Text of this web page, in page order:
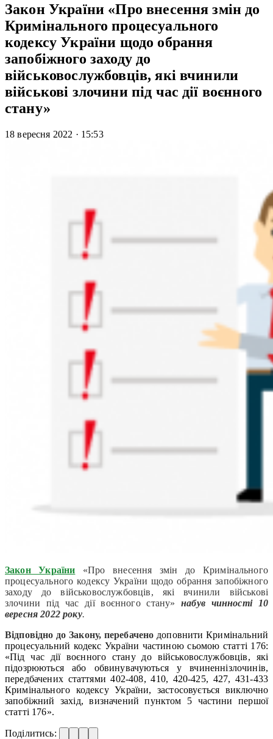
Закон України «Про внесення змін до
Кримінального процесуального
кодексу України щодо обрання
запобіжного заходу до
військовослужбовців, які вчинили
військові злочини під час дії воєнного
стану»
18 вересня 2022 · 15:53
Закон України
«Про внесення змін до Кримінального
процесуального кодексу України щодо обрання запобіжного
заходу до військовослужбовців, які вчинили військові
злочини під час дії воєнного стану»
набув чинності
10
вересня 2022 року.
Відповідно до Закону, перебачено доповнити Кримінальний
процесуальний кодекс України частиною сьомою статті 176:
«Під час дії воєнного стану до військовослужбовців, які
підозрюються або обвинувачуються у вчиненнізлочинів,
передбачених статтями 402-408, 410, 420-425, 427, 431-433
Кримінального кодексу України, застосовується виключно
запобіжний захід, визначений пунктом 5 частини першої
статті 176».
Поділитись: